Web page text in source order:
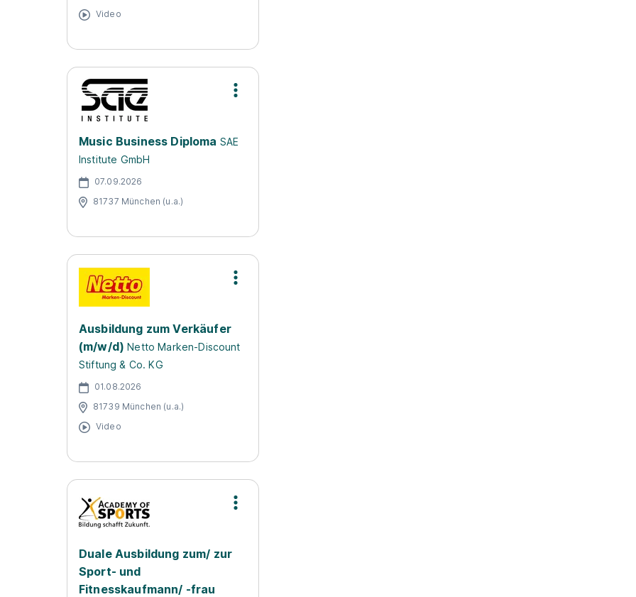
Video
Music Business Diploma SAE
Institute GmbH
07.09.2026
81737 München (u.a.)
Ausbildung zum Verkäufer
(m/w/d) Netto Marken-Discount
Stiftung & Co. KG
01.08.2026
81739 München (u.a.)
Video
Duale Ausbildung zum/ zur
Sport- und
Fitnesskaufmann/ -frau